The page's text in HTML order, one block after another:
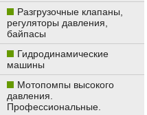
Разгрузочные клапаны,
регуляторы давления,
байпасы
Гидродинамические
машины
Мотопомпы высокого
давления.
Профессиональные.